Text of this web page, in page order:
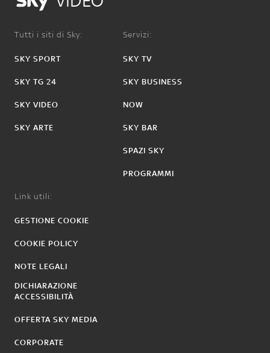
Tutti i siti di Sky:
SKY SPORT
SKY TG 24
SKY VIDEO
SKY ARTE
Servizi:
SKY TV
SKY BUSINESS
NOW
SKY BAR
SPAZI SKY
PROGRAMMI
Link utili:
GESTIONE COOKIE
COOKIE POLICY
NOTE LEGALI
DICHIARAZIONE
ACCESSIBILITÀ
OFFERTA SKY MEDIA
CORPORATE